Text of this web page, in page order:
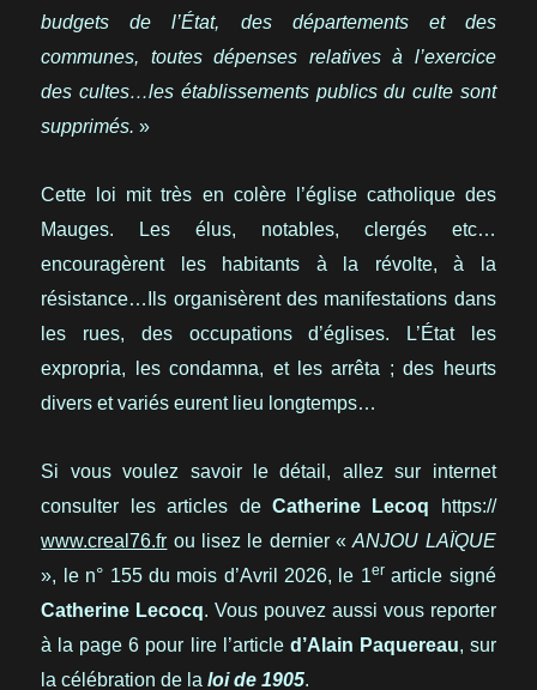
budgets de l’État, des départements et des
communes, toutes dépenses relatives à l’exercice
des cultes…les établissements publics du culte sont
supprimés. »
Cette loi mit très en colère l’église catholique des
Mauges. Les élus, notables, clergés etc…
encouragèrent les habitants à la révolte, à la
résistance…Ils organisèrent des manifestations dans
les rues, des occupations d’églises. L’État les
expropria, les condamna, et les arrêta ; des heurts
divers et variés eurent lieu longtemps…
Si vous voulez savoir le détail, allez sur internet
consulter les articles de Catherine Lecoq https://
www.creal76.fr ou lisez le dernier «ANJOU LAÏQUE
», le n° 155 du mois d’Avril 2026, le 1er article signé
Catherine Lecocq. Vous pouvez aussi vous reporter
à la page 6 pour lire l’article d’Alain Paquereau, sur
la célébration de laloi de 1905.